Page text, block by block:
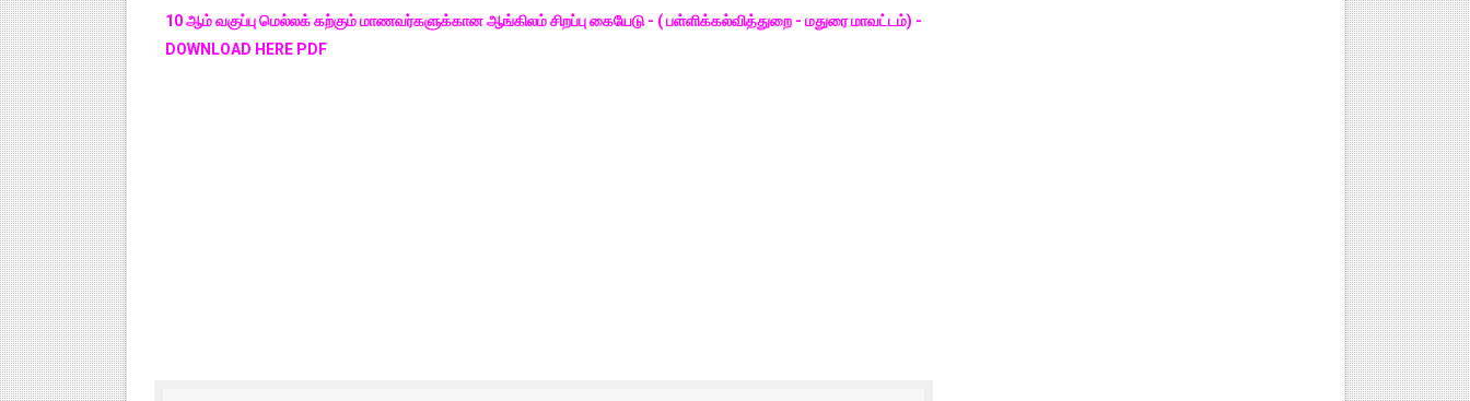
10 ஆம் வகுப்பு மெல்லக் கற்கும் மாணவர்களுக்கான ஆங்கிலம் சிறப்பு கையேடு - ( பள்ளிக்கல்வித்துறை - மதுரை மாவட்டம்) -
DOWNLOAD HERE PDF